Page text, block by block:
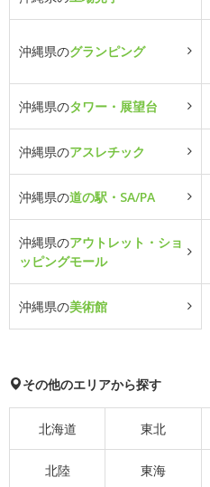
沖縄県のグランピング
沖縄県のタワー・展望台
沖縄県のアスレチック
沖縄県の道の駅・SA/PA
沖縄県のアウトレット・ショ
ッピングモール
沖縄県の美術館
その他のエリアから探す
北海道 東北
北陸 東海